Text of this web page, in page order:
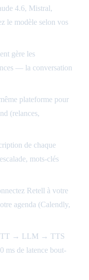
4.6, Mistral,
le modèle selon vos
gère les
— la conversation
plateforme pour
(relances,
de chaque
mots-clés
Retell à votre
agenda (Calendly,
→ LLM → TTS
ms de latence bout-